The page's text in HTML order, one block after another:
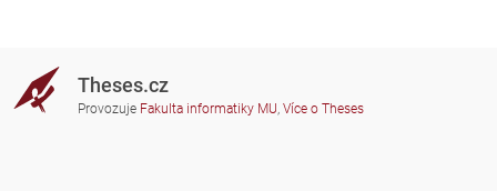
Theses.cz
Provozuje Fakulta informatiky MU, Více o Theses